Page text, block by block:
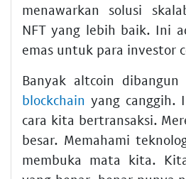
menawarkan solusi
NFT yang lebih baik. Ini
emas untuk para investor
Banyak altcoin
blockchain yang canggih.
cara kita bertransaksi.
besar. Memahami
membuka mata kita.